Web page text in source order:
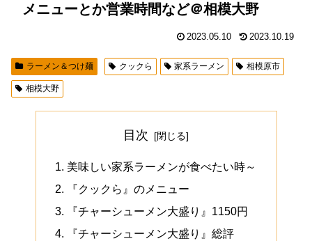
メニューとか営業時間など＠相模大野
2023.05.10 2023.10.19
ラーメン＆つけ麺 クックら 家系ラーメン 相模原市
相模大野
目次
美味しい家系ラーメンが食べたい時～
『クックら』のメニュー
『チャーシューメン大盛り』1150円
『チャーシューメン大盛り』総評